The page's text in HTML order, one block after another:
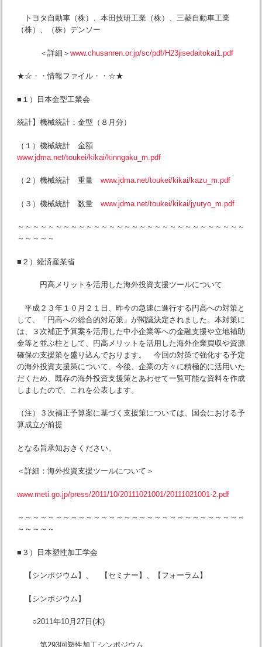
トヨタ自動車（株）、本田技研工業（株）、三菱自動車工業
（株）、（株）デンソー
＜詳細＞ www.chusanren.or.jp/sc/pdf/H23jisedaitokai1.pdf
★☆・・情報ファイル・・☆★
■１）日本金型工業会
統計】機械統計：金型（８月分）
（１）機械統計 金額
www.jdma.net/toukei/kikai/kinngaku_m.pdf
（２）機械統計 重量 www.jdma.net/toukei/kikai/kazu_m.pdf
（３）機械統計 数量 www.jdma.net/toukei/kikai/jyuryo_m.pdf
～～～～～～～～～～～～～～～～～～～～～～～～～～～～～～
～～～～～
■２）経済産業省
円高メリットを活用した海外投資支援ツールについて
平成２３年１０月２１日、昨今の急速に進行する円高への対策と
して、「円高への総合的対応策」が閣議決定されました。本対策に
は、３次補正予算案を活用した中小企業等への金融支援や立地補助
金等と並ぶ柱として、円高メリットを活用した海外企業買収や資源
確保の支援策を盛り込んでおります。 今回の対策で強化する予定
の海外投資支援策について、今後、企業の方々に積極的に活用いた
だくため、既存の海外投資支援策とあわせて一覧可能な資料を作成
しましたので、これを公表します。
（注）３次補正予算案に基づく支援策については、国会における予
算成立が前提
となる旨承知おきください。
＜詳細：海外投資支援ツールについて＞
www.meti.go.jp/press/2011/10/20111021001/20111021001-2.pdf
～～～～～～～～～～～～～～～～～～～～～～～～～～～～～～
～～～～～
■３）日本塑性加工学会
【シンポジウム】、 【セミナー】、【フォーラム】
【シンポジウム】
○2011年10月27日(木)
第293回塑性加工シンポジウム